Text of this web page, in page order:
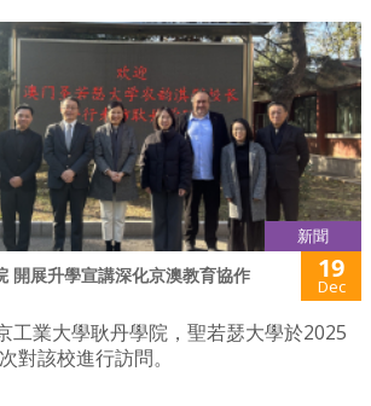
新聞
開展升學宣講深化京澳教育協作 19
Dec
工業大學耿丹學院，聖若瑟大學於2025
對該校進行訪問。